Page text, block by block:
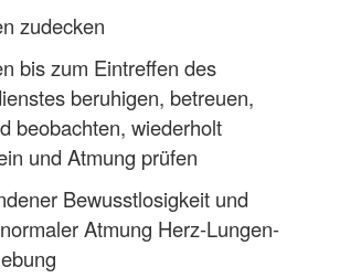
zudecken
bis zum Eintreffen des
beruhigen, betreuen,
beobachten, wiederholt
und Atmung prüfen
Bewusstlosigkeit und
Atmung Herz-Lungen-